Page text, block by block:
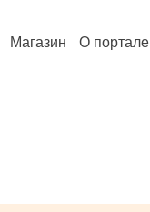
Магазин О портале